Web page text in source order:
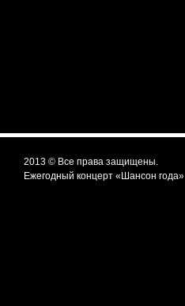
2013 © Все права защищены.
Ежегодный концерт «Шансон года»